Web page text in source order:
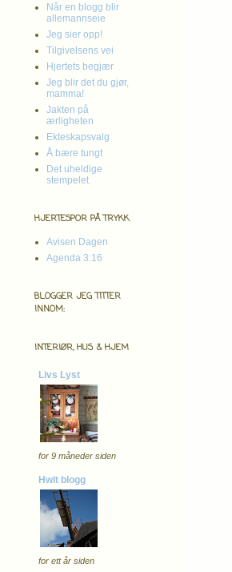
Når en blogg blir
allemannseie
Jeg sier opp!
Tilgivelsens vei
Hjertets begjær
Jeg blir det du gjør,
mamma!
Jakten på
ærligheten
Ekteskapsvalg
Å bære tungt
Det uheldige
stempelet
HJERTESPOR PÅ TRYKK
Avisen Dagen
Agenda 3:16
BLOGGER JEG TITTER
INNOM:
INTERIØR, HUS & HJEM
Livs Lyst
for 9 måneder siden
Hwit blogg
for ett år siden